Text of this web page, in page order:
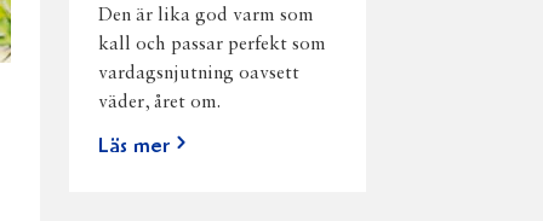
Den är lika god varm som
kall och passar perfekt som
vardagsnjutning oavsett
väder, året om.
Läs mer